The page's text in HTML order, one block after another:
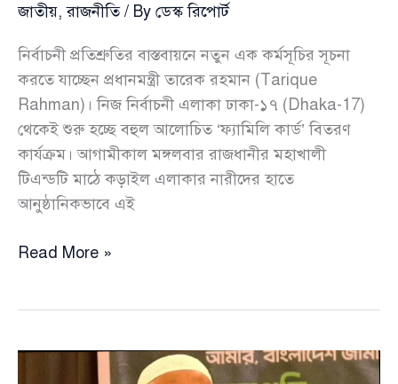
জাতীয়,রাজনীতি/ By ডেস্ক রিপোর্ট
নির্বাচনী প্রতিশ্রুতির বাস্তবায়নে নতুন এক কর্মসূচির সূচনা
করতে যাচ্ছেন প্রধানমন্ত্রী তারেক রহমান (Tarique
Rahman)। নিজ নির্বাচনী এলাকা ঢাকা-১৭ (Dhaka-17)
থেকেই শুরু হচ্ছে বহুল আলোচিত ‘ফ্যামিলি কার্ড’ বিতরণ
কার্যক্রম। আগামীকাল মঙ্গলবার রাজধানীর মহাখালী
টিএন্ডটি মাঠে কড়াইল এলাকার নারীদের হাতে
আনুষ্ঠানিকভাবে এই
রাত
কার্ড’
Read More »